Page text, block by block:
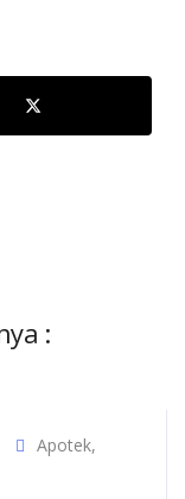
:
Apotek,